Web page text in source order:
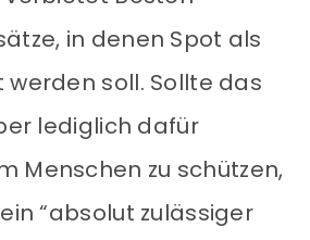
in denen Spot als
soll. Sollte das
lediglich dafür
Menschen zu schützen,
“absolut zulässiger